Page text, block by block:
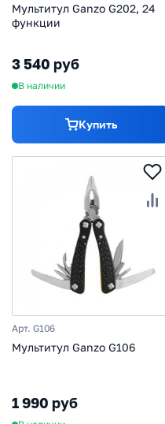
Мультитул Ganzo G202, 24
функции
3 540 руб
В наличии
Купить
Арт. G106
Мультитул Ganzo G106
1 990 руб